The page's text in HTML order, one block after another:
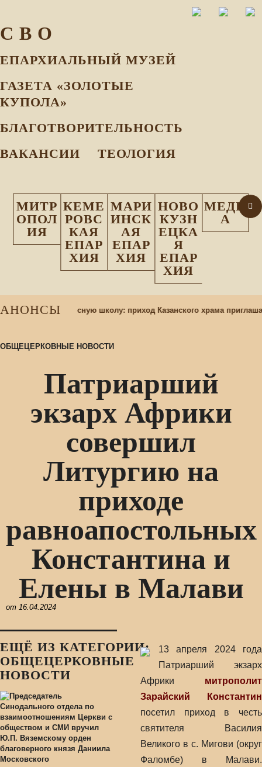
С В О
ЕПАРХИАЛЬНЫЙ МУЗEЙ
ГАЗЕТА «ЗОЛОТЫЕ
КУПОЛА»
БЛАГОТВОРИТЕЛЬНОСТЬ
ВАКАНСИИ
ТЕОЛОГИЯ
МИТР
ОПОЛ
ИЯ
КЕМЕ
РОВС
КАЯ
ЕПАР
ХИЯ
МАРИ
ИНСК
АЯ
ЕПАР
ХИЯ
НОВО
КУЗН
ЕЦКА
Я
ЕПАР
ХИЯ
МЕДИ
А
АНОНСЫв воскресную школу: приход Казанского храма
ОБЩЕЦЕРКОВНЫЕ НОВОСТИ
Патриарший
экзарх Африки
совершил
Литургию на
приходе
равноапостольных
Константина и
Елены в Малави
от 16.04.2024
ЕЩЁ ИЗ КАТЕГОРИИ:
ОБЩЕЦЕРКОВНЫЕ
НОВОСТИ
13 апреля 2024 года
Патриарший экзарх
Африки митрополит
Зарайский Константин
посетил приход в честь
святителя Василия
Великого в с. Мигови (округ
Фаломбе) в Малави.